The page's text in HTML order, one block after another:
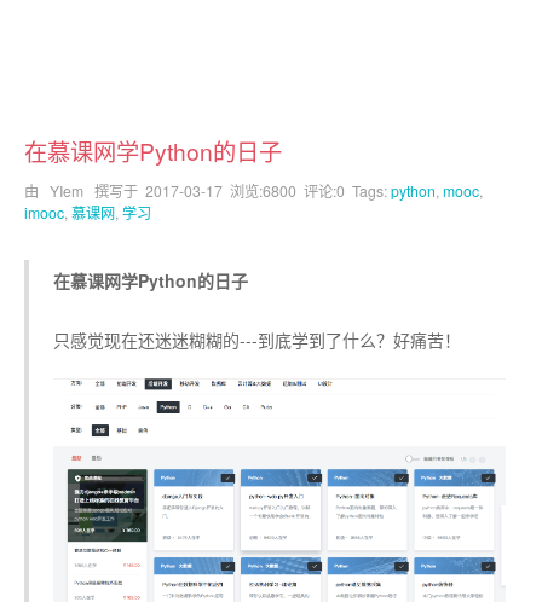
在慕课网学Python的日子
由 YIem 撰写于 2017-03-17 浏览:6800 评论:0 Tags:python, mooc,
imooc, 慕课网, 学习
在慕课网学Python的日子
只感觉现在还迷迷糊糊的---到底学到了什么？好痛苦！